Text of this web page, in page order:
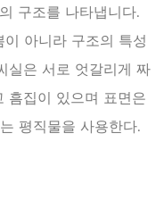
구조를 나타냅니다.
아니라 구조의 특성
실은 서로 엇갈리게 짜
흠집이 있으며 표면은
평직물을 사용한다.